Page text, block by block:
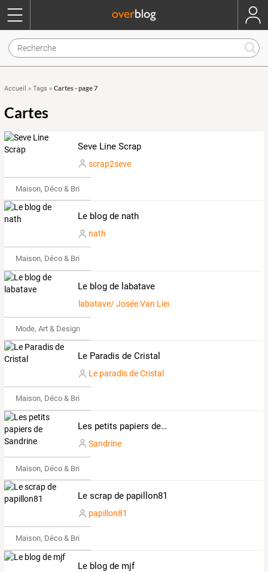
Accueil » Tags » Cartes - page 7
Cartes
Seve Line Scrap
scrap2seve
Maison, Déco & Bricolage
Le blog de nath
nath
Maison, Déco & Bricolage
Le blog de labatave
labatave/ Josée Van Lierop
Mode, Art & Design
Le Paradis de Cristal
Le paradis de Cristal
Maison, Déco & Bricolage
Les petits papiers de Sandrine
Sandrine
Maison, Déco & Bricolage
Le scrap de papillon81
papillon81
Maison, Déco & Bricolage
Le blog de mjf